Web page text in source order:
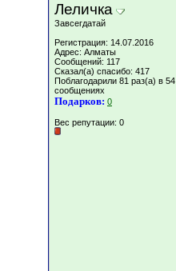
Леличка
Завсегдатай
Регистрация: 14.07.2016
Адрес: Алматы
Сообщений: 117
Сказал(а) спасибо: 417
Поблагодарили 81 раз(а) в 54
сообщениях
Подарков: 0
Вес репутации: 0